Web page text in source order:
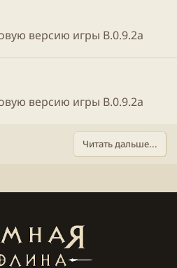
версию игры B.0.9.2a
версию игры B.0.9.2a
Читать дальше...